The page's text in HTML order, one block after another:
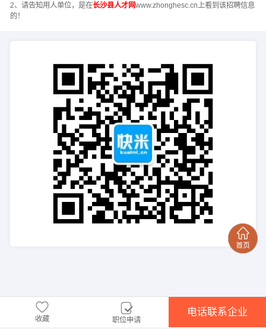
2、请告知用人单位，是在长沙县人才网www.zhonghesc.cn上看到该招聘信息
的！
收藏 职位申请
电话联系企业